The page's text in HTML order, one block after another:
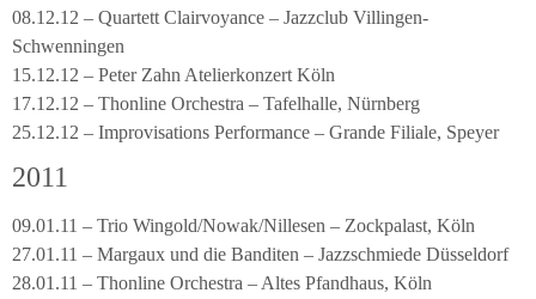
08.12.12 – Quartett Clairvoyance – Jazzclub Villingen-
Schwenningen
15.12.12 – Peter Zahn Atelierkonzert Köln
17.12.12 – Thonline Orchestra – Tafelhalle, Nürnberg
25.12.12 – Improvisations Performance – Grande Filiale, Speyer
2011
09.01.11 – Trio Wingold/Nowak/Nillesen – Zockpalast, Köln
27.01.11 – Margaux und die Banditen – Jazzschmiede Düsseldorf
28.01.11 – Thonline Orchestra – Altes Pfandhaus, Köln